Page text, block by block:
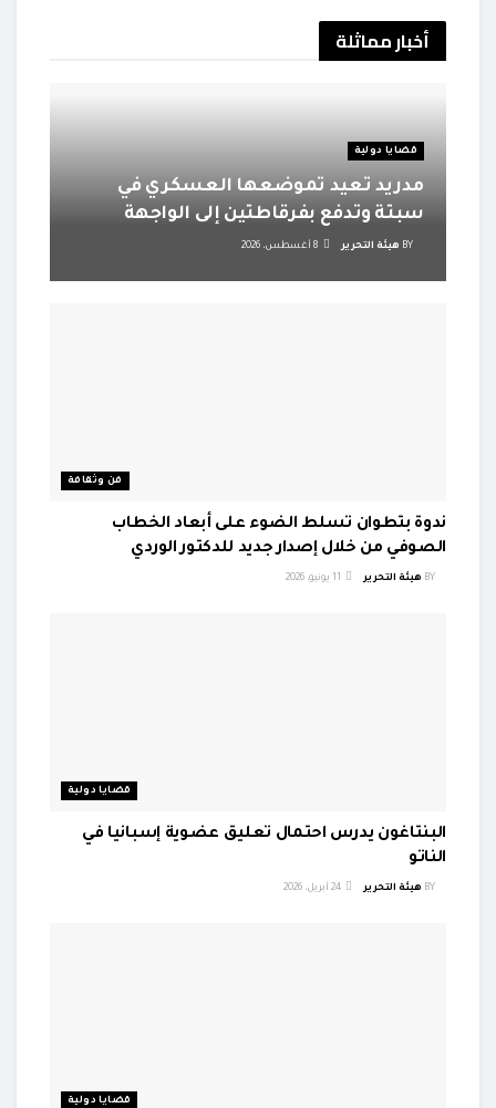
أخبارمماثلة
قضايا دولية
مدريد تعيد تموضعها العسكري في
سبتة وتدفع بفرقاطتين إلى الواجهة
BY هيئة التحرير
فن وثقافة
ندوة بتطوان تسلط الضوء على أبعاد الخطاب
الصوفي من خلال إصدار جديد للدكتور الوردي
BY هيئة التحرير
قضايا دولية
البنتاغون يدرس احتمال تعليق عضوية إسبانيا في
الناتو
BY هيئة التحرير
قضايا دولية